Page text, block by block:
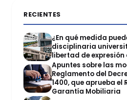
RECIENTES
¿En qué medida
disciplinaria
libertad de
Apuntes sobre las
Reglamento del
1400, que aprueba el
Garantía Mobiliaria